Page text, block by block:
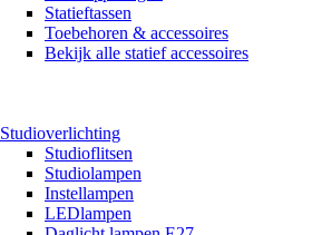
Statieftassen
Toebehoren & accessoires
Bekijk alle statief accessoires
Studioverlichting
Studioflitsen
Studiolampen
Instellampen
LEDlampen